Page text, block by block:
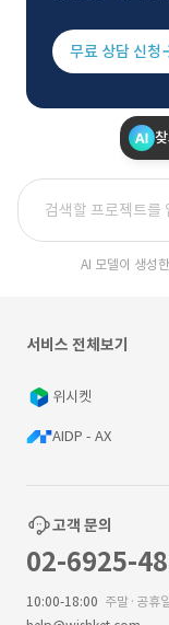
무료 상담 신청
AI 모델이 생성
서비스 전체보기
위시켓
AIDP - AX
고객 문의
02-6925-
10:00-18:00 주말·공휴